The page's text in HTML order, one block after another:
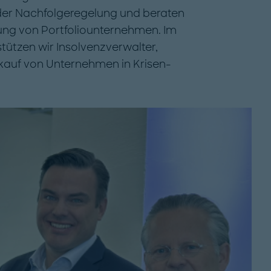
Nachfolgeregelung und beraten
von Portfoliounternehmen. Im
wir Insolvenzverwalter,
von Unternehmen in Krisen-